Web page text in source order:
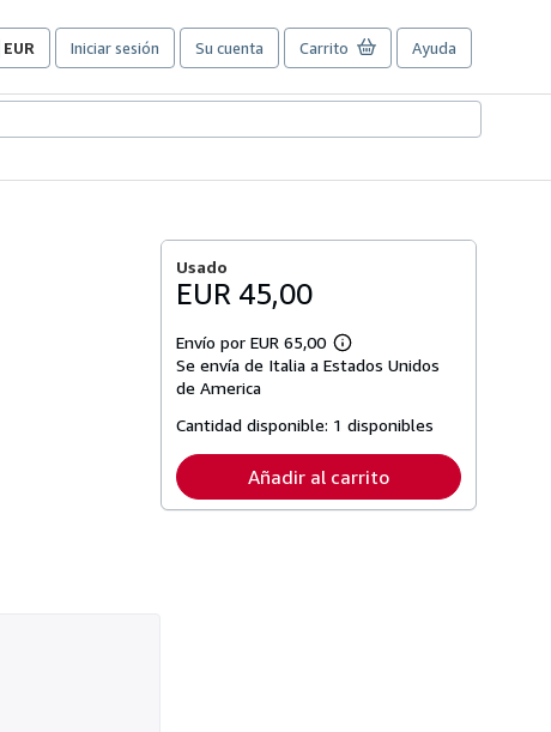
EUR
Preferencias
compra
sitio.
Iniciar sesión Su cuenta Carrito Ayuda
Usado
EUR 45,00
Envío por EUR 65,00
Más
información
tarifas
envío
Se envía de Italia a Estados Unidos
de America
Cantidad disponible: 1 disponibles
Añadir al carrito